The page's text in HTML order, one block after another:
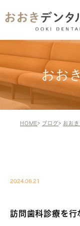
おお
HOME ブログ おお
2024.06.21
訪問歯科診療を行